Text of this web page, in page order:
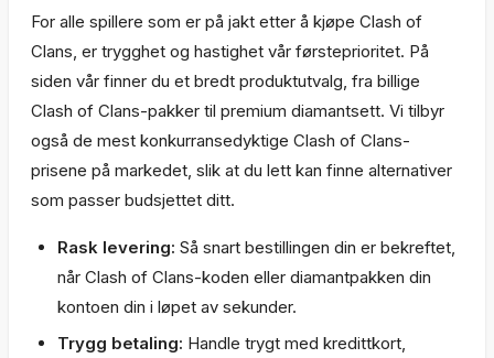
For alle spillere som er på jakt etter å kjøpe Clash of
Clans, er trygghet og hastighet vår førsteprioritet. På
siden vår finner du et bredt produktutvalg, fra billige
Clash of Clans-pakker til premium diamantsett. Vi tilbyr
også de mest konkurransedyktige Clash of Clans-
prisene på markedet, slik at du lett kan finne alternativer
som passer budsjettet ditt.
Rask levering: Så snart bestillingen din er bekreftet,
når Clash of Clans-koden eller diamantpakken din
kontoen din i løpet av sekunder.
Trygg betaling: Handle trygt med kredittkort,